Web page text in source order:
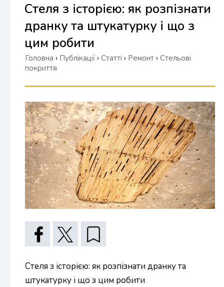
Стеля з історією: як розпізнати
дранку та штукатурку і що з
цим робити
Головна › Публікації › Статті › Ремонт › Стельові
покриття
Стеля з історією: як розпізнати дранку та
штукатурку і що з цим робити